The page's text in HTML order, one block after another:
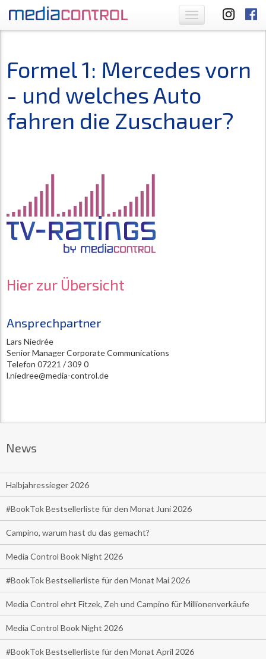
Toggle
navigation
Formel 1: Mercedes vorn
- und welches Auto
fahren die Zuschauer?
Hier zur Übersicht
Ansprechpartner
Lars Niedrée
Senior Manager Corporate Communications
Telefon 07221 / 309 0
l.niedree@media-control.de
News
Halbjahressieger 2026
#BookTok Bestsellerliste für den Monat Juni 2026
Campino, warum hast du das gemacht?
Media Control Book Night 2026
#BookTok Bestsellerliste für den Monat Mai 2026
Media Control ehrt Fitzek, Zeh und Campino für Millionenverkäufe
Media Control Book Night 2026
#BookTok Bestsellerliste für den Monat April 2026